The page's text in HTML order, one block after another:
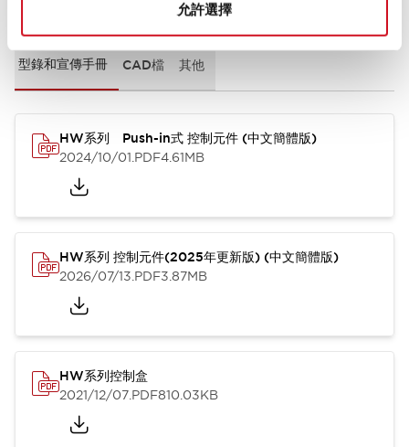
允許選擇
型錄和宣傳手冊 CAD檔 其他
HW系列 Push-in式 控制元件 (中文簡體版)
2024/10/01.PDF4.61MB
HW系列 控制元件(2025年更新版) (中文簡體版)
2026/07/13.PDF3.87MB
HW系列控制盒
2021/12/07.PDF810.03KB